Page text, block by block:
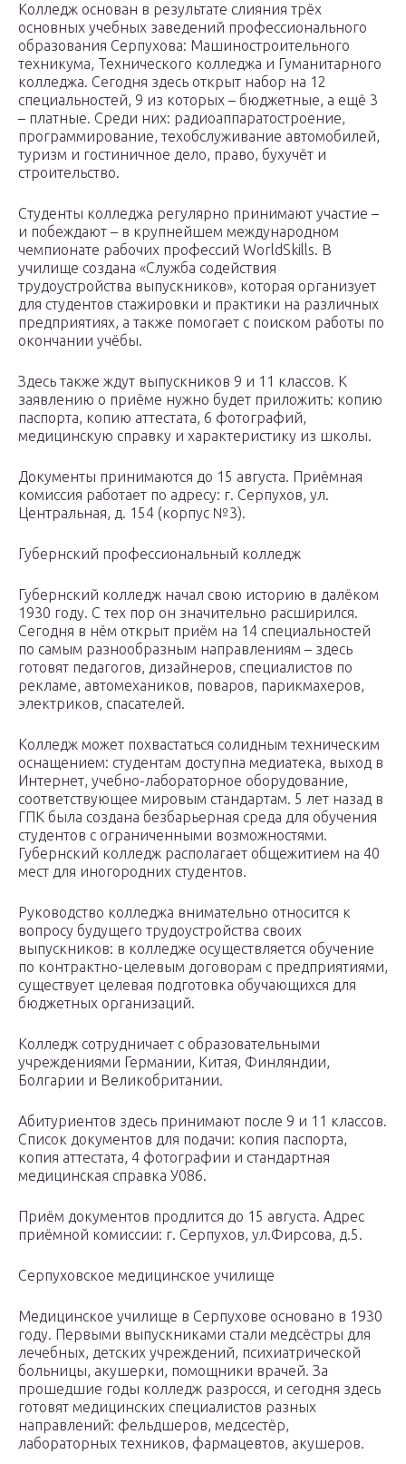
Колледж основан в результате слияния трёх
основных учебных заведений профессионального
образования Серпухова: Машиностроительного
техникума, Технического колледжа и Гуманитарного
колледжа. Сегодня здесь открыт набор на 12
специальностей, 9 из которых – бюджетные, а ещё 3
– платные. Среди них: радиоаппаратостроение,
программирование, техобслуживание автомобилей,
туризм и гостиничное дело, право, бухучёт и
строительство.
Студенты колледжа регулярно принимают участие –
и побеждают – в крупнейшем международном
чемпионате рабочих профессий WorldSkills. В
училище создана «Служба содействия
трудоустройства выпускников», которая организует
для студентов стажировки и практики на различных
предприятиях, а также помогает с поиском работы по
окончании учёбы.
Здесь также ждут выпускников 9 и 11 классов. К
заявлению о приёме нужно будет приложить: копию
паспорта, копию аттестата, 6 фотографий,
медицинскую справку и характеристику из школы.
Документы принимаются до 15 августа. Приёмная
комиссия работает по адресу: г. Серпухов, ул.
Центральная, д. 154 (корпус №3).
Губернский профессиональный колледж
Губернский колледж начал свою историю в далёком
1930 году. С тех пор он значительно расширился.
Сегодня в нём открыт приём на 14 специальностей
по самым разнообразным направлениям – здесь
готовят педагогов, дизайнеров, специалистов по
рекламе, автомехаников, поваров, парикмахеров,
электриков, спасателей.
Колледж может похвастаться солидным техническим
оснащением: студентам доступна медиатека, выход в
Интернет, учебно-лабораторное оборудование,
соответствующее мировым стандартам. 5 лет назад в
ГПК была создана безбарьерная среда для обучения
студентов с ограниченными возможностями.
Губернский колледж располагает общежитием на 40
мест для иногородних студентов.
Руководство колледжа внимательно относится к
вопросу будущего трудоустройства своих
выпускников: в колледже осуществляется обучение
по контрактно-целевым договорам с предприятиями,
существует целевая подготовка обучающихся для
бюджетных организаций.
Колледж сотрудничает с образовательными
учреждениями Германии, Китая, Финляндии,
Болгарии и Великобритании.
Абитуриентов здесь принимают после 9 и 11 классов.
Список документов для подачи: копия паспорта,
копия аттестата, 4 фотографии и стандартная
медицинская справка У086.
Приём документов продлится до 15 августа. Адрес
приёмной комиссии: г. Серпухов, ул.Фирсова, д.5.
Серпуховское медицинское училище
Медицинское училище в Серпухове основано в 1930
году. Первыми выпускниками стали медсёстры для
лечебных, детских учреждений, психиатрической
больницы, акушерки, помощники врачей. За
прошедшие годы колледж разросся, и сегодня здесь
готовят медицинских специалистов разных
направлений: фельдшеров, медсестёр,
лабораторных техников, фармацевтов, акушеров.